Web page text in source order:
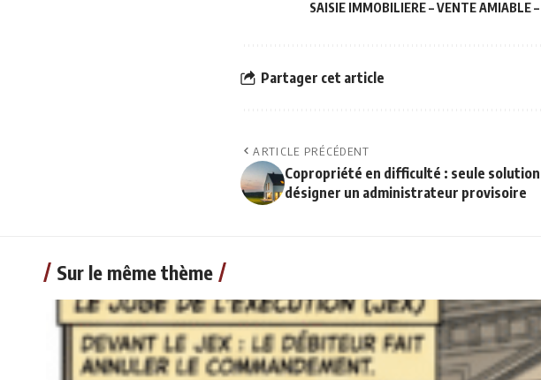
SAISIE IMMOBILIERE – VENTE AMIABLE
Partager cet article
ARTICLE PRÉCÉDENT
Copropriété en difficulté : seule solution
désigner un administrateur provisoire
Sur le même thème